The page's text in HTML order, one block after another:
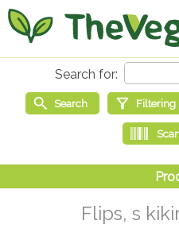
Flips, s